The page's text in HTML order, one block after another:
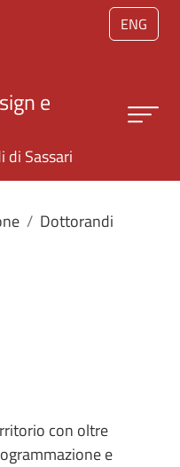
al contenuto principale
ENG
e
di Sassari
Dottorandi
con oltre
e